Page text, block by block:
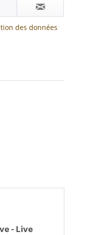
des données
- Live